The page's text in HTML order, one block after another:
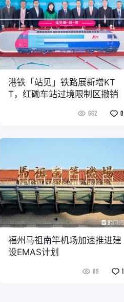
港铁「站见」铁路展新增KT
T，红磡车站过境限制区撤销
662 0
福州马祖南竿机场加速推进建
设EMAS计划
89 1